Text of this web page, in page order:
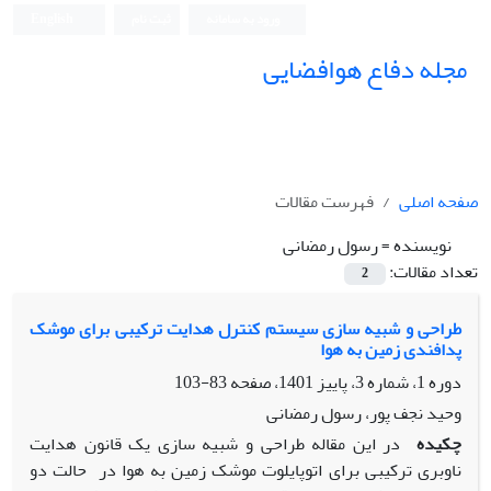
مجله دفاع هوافضایی
صفحه اصلی
فهرست مقالات
نویسنده =رسول رمضانی
تعداد مقالات:
2
طراحی و شبیه سازی سیستم کنترل هدایت ترکیبی برای موشک
پدافندی زمین به هوا
دوره 1، شماره 3، پاییز 1401، صفحه
83-103
وحید نجف پور، رسول رمضانی
چکیده در این مقاله طراحی و شبیه سازی یک قانون هدایت
ناوبری ترکیبی برای اتوپایلوت موشک زمین به هوا در حالت دو